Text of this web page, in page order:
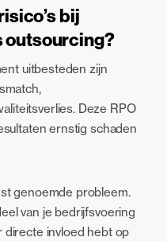
bij
uitbesteden zijn
Deze RPO
ernstig schaden
genoemde probleem.
van je bedrijfsvoering
directe invloed hebt op